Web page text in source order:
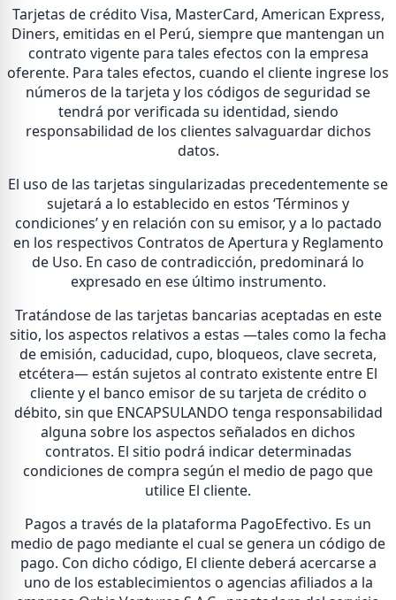
Tarjetas de crédito Visa, MasterCard, American Express,
Diners, emitidas en el Perú, siempre que mantengan un
contrato vigente para tales efectos con la empresa
oferente. Para tales efectos, cuando el cliente ingrese los
números de la tarjeta y los códigos de seguridad se
tendrá por verificada su identidad, siendo
responsabilidad de los clientes salvaguardar dichos
datos.
El uso de las tarjetas singularizadas precedentemente se
sujetará a lo establecido en estos ‘Términos y
condiciones’ y en relación con su emisor, y a lo pactado
en los respectivos Contratos de Apertura y Reglamento
de Uso. En caso de contradicción, predominará lo
expresado en ese último instrumento.
Tratándose de las tarjetas bancarias aceptadas en este
sitio, los aspectos relativos a estas —tales como la fecha
de emisión, caducidad, cupo, bloqueos, clave secreta,
etcétera— están sujetos al contrato existente entre El
cliente y el banco emisor de su tarjeta de crédito o
débito, sin que ENCAPSULANDO tenga responsabilidad
alguna sobre los aspectos señalados en dichos
contratos. El sitio podrá indicar determinadas
condiciones de compra según el medio de pago que
utilice El cliente.
Pagos a través de la plataforma PagoEfectivo. Es un
medio de pago mediante el cual se genera un código de
pago. Con dicho código, El cliente deberá acercarse a
uno de los establecimientos o agencias afiliados a la